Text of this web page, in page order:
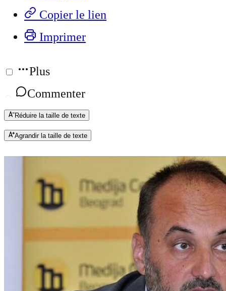
Copier le lien
Imprimer
Plus
Commenter
Réduire la taille de texte
Agrandir la taille de texte